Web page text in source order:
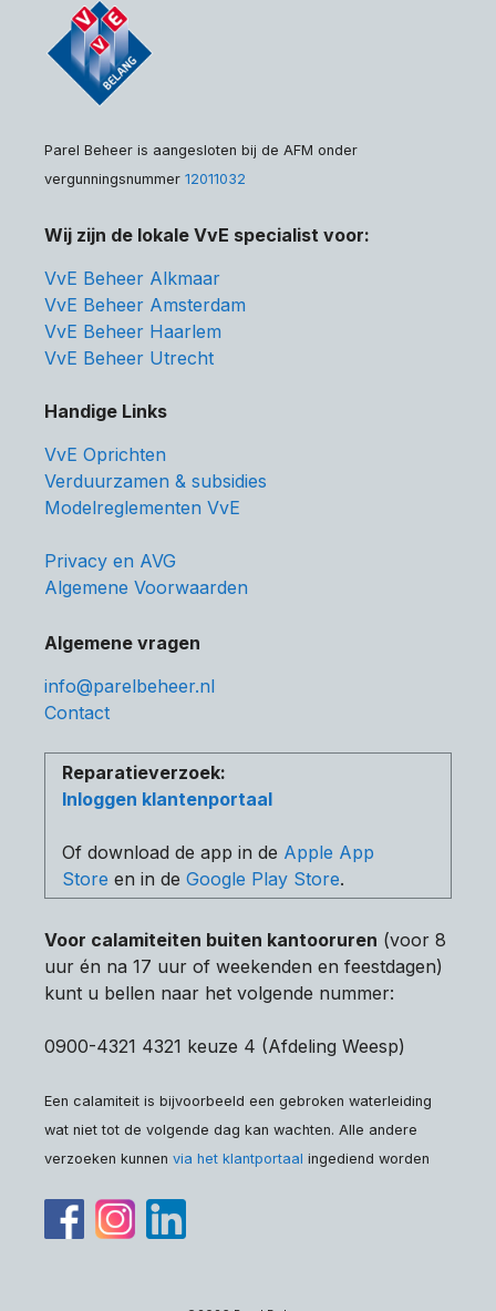
Parel Beheer is aangesloten bij de AFM onder
vergunningsnummer 12011032
Wij zijn de lokale VvE specialist voor:
VvE Beheer Alkmaar
VvE Beheer Amsterdam
VvE Beheer Haarlem
VvE Beheer Utrecht
Handige Links
VvE Oprichten
Verduurzamen & subsidies
Modelreglementen VvE
Privacy en AVG
Algemene Voorwaarden
Algemene vragen
info@parelbeheer.nl
Contact
Reparatieverzoek:
Inloggen klantenportaal
Of download de app in de Apple App
Store en in de Google Play Store.
Voor calamiteiten buiten kantooruren (voor 8
uur én na 17 uur of weekenden en feestdagen)
kunt u bellen naar het volgende nummer:
0900-4321 4321 keuze 4 (Afdeling Weesp)
Een calamiteit is bijvoorbeeld een gebroken waterleiding
wat niet tot de volgende dag kan wachten. Alle andere
verzoeken kunnen via het klantportaal ingediend worden